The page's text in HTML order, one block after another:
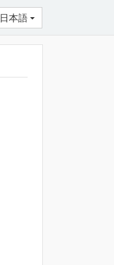
日本語